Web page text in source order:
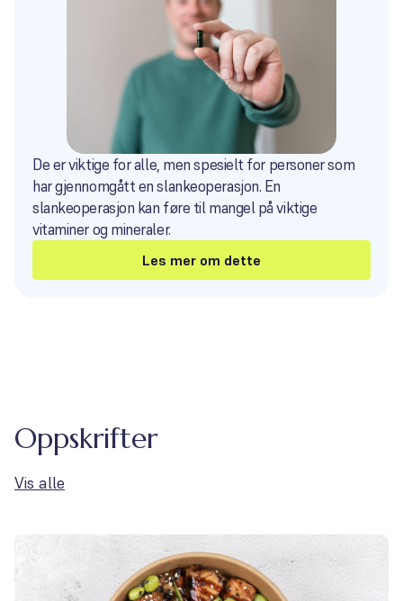
De er viktige for alle, men spesielt for personer som
har gjennomgått en slankeoperasjon. En
slankeoperasjon kan føre til mangel på viktige
vitaminer og mineraler.
Les mer om dette
Oppskrifter
Vis alle